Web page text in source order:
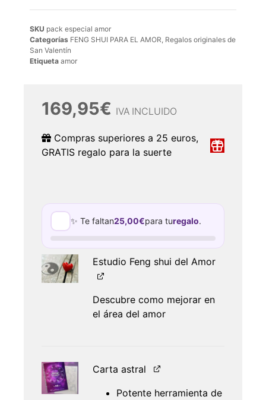
SKU pack especial amor
Categorías FENG SHUI PARA EL AMOR, Regalos originales de
San Valentín
Etiqueta amor
169,95€ IVA INCLUIDO
Compras superiores a 25 euros,
GRATIS regalo para la suerte
✨ Te faltan25,00€para turegalo.
Estudio Feng shui del Amor
Descubre como mejorar en
el área del amor
Carta astral
Potente herramienta de